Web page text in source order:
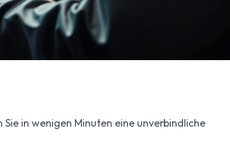
in wenigen Minuten eine unverbindliche